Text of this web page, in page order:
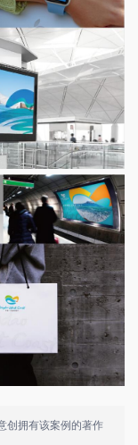
创拥有该案例的著作